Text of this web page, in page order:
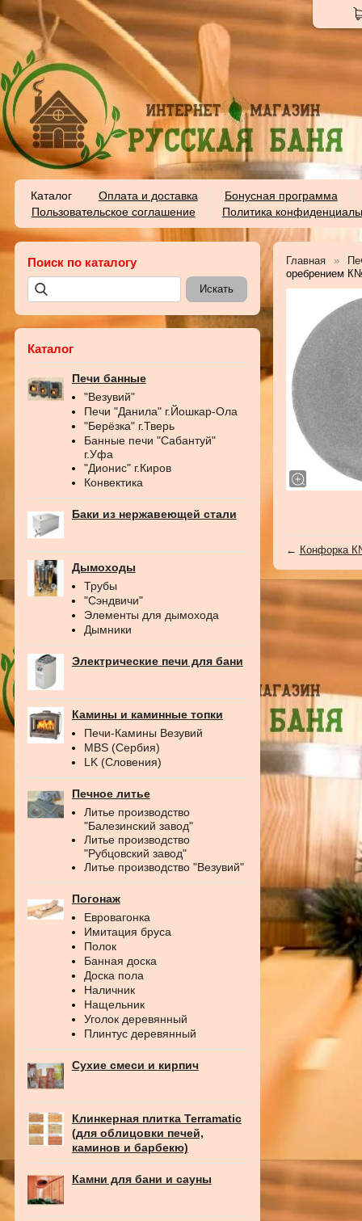
Каталог Оплата и доставка
Бонусная программа
Пользовательское соглашение
Политика
Поиск по каталогу
Каталог
Печи банные
"Везувий"
Печи "Данила" г.Йошкар-Ола
"Берёзка" г.Тверь
Банные печи "Сабантуй"
г.Уфа
"Дионис" г.Киров
Конвектика
Баки из нержавеющей стали
Дымоходы
Трубы
"Сэндвичи"
Элементы для дымохода
Дымники
Электрические печи для бани
Камины и каминные топки
Печи-Камины Везувий
MBS (Сербия)
LK (Словения)
Печное литье
Литье производство
"Балезинский завод"
Литье производство
"Рубцовский завод"
Литье производство "Везувий"
Погонаж
Евровагонка
Имитация бруса
Полок
Банная доска
Доска пола
Наличник
Нащельник
Уголок деревянный
Плинтус деревянный
Сухие смеси и кирпич
Клинкерная плитка Terramatic
(для облицовки печей,
каминов и барбекю)
Камни для бани и сауны
Главная
оребрением
← Конфорка